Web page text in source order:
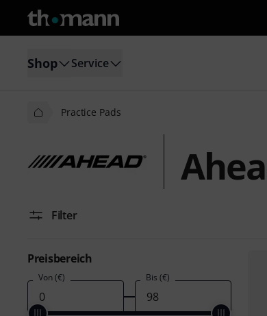
Shop Service
Practice Pads
Filter
Preisbereich
Von (€) Bis (€)